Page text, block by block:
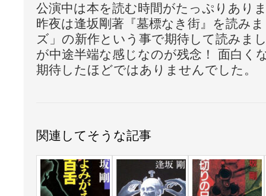
公演中は本を読む時間がたっぷりあり
昨夜は逢坂剛著『墓標なき街』を読み
ズ」の新作という事で期待して読みま
が中途半端な感じなのが残念！ 面白く
期待したほどではありませんでした。
関連してそうな記事